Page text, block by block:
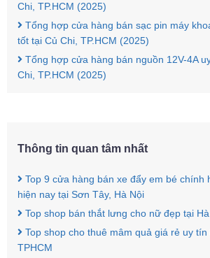
Chi, TP.HCM (2025)
Tổng hợp cửa hàng bán sạc pin máy
tốt tại Củ Chi, TP.HCM (2025)
Tổng hợp cửa hàng bán nguồn 12V-4A
Chi, TP.HCM (2025)
Thông tin quan tâm nhất
Top 9 cửa hàng bán xe đẩy em bé chính
hiện nay tại Sơn Tây, Hà Nội
Top shop bán thắt lưng cho nữ đẹp tại
Top shop cho thuê mâm quả giá rẻ uy tín
TPHCM